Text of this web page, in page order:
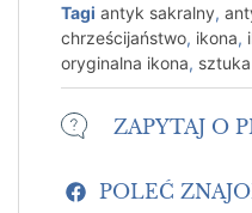
Tagi antyk sakralny,
chrześcijaństwo, ikona,
oryginalna ikona,
ZAPYTAJ O
POLEĆ